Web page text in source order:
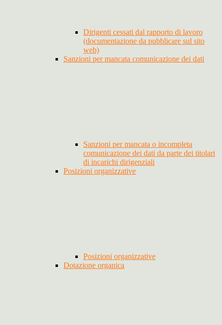
Dirigenti cessati dal rapporto di lavoro
(documentazione da pubblicare sul sito
web)
Sanzioni per mancata comunicazione dei dati
Sanzioni per mancata o incompleta
comunicazione dei dati da parte dei titolari
di incarichi dirigenziali
Posizioni organizzative
Posizioni organizzative
Dotazione organica